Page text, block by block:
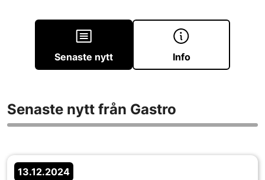
Senaste nytt Info
Senaste nytt från Gastro
13.12.2024